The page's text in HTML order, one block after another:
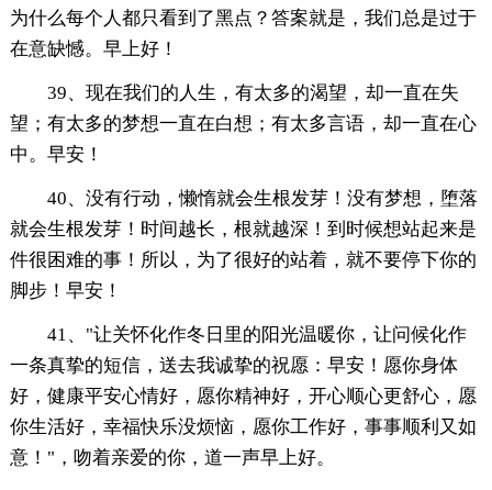
为什么每个人都只看到了黑点？答案就是，我们总是过于
在意缺憾。早上好！
39、现在我们的人生，有太多的渴望，却一直在失
望；有太多的梦想一直在白想；有太多言语，却一直在心
中。早安！
40、没有行动，懒惰就会生根发芽！没有梦想，堕落
就会生根发芽！时间越长，根就越深！到时候想站起来是
件很困难的事！所以，为了很好的站着，就不要停下你的
脚步！早安！
41、"让关怀化作冬日里的阳光温暖你，让问候化作
一条真挚的短信，送去我诚挚的祝愿：早安！愿你身体
好，健康平安心情好，愿你精神好，开心顺心更舒心，愿
你生活好，幸福快乐没烦恼，愿你工作好，事事顺利又如
意！"，吻着亲爱的你，道一声早上好。